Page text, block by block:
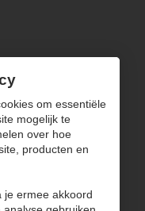
om essentiële
mogelijk te
over hoe
producten en
je ermee akkoord